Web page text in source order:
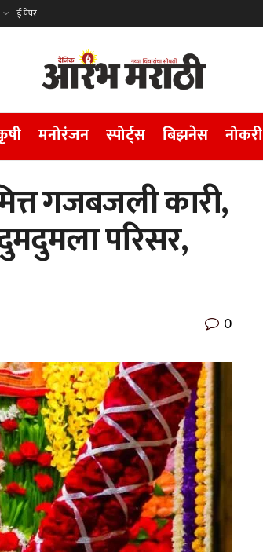
ई पेपर
मनोरंजन स्पोर्ट्स बिझनेस नोकरी
गजबजली कारी,
परिसर,
0